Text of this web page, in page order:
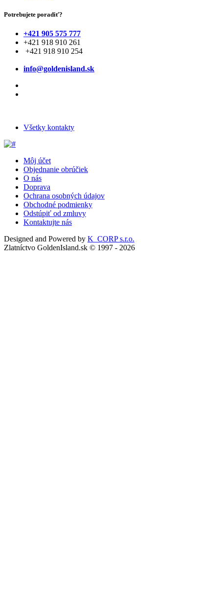
Potrebujete poradiť?
+421 905 575 777
+421 918 910 261
+421 918 910 254
info@goldenisland.sk
Všetky kontakty
Môj účet
Objednanie obrúčiek
O nás
Doprava
Ochrana osobných údajov
Obchodné podmienky
Odstúpiť od zmluvy
Kontaktujte nás
Designed and Powered by K_CORP s.r.o.
Zlatníctvo GoldenIsland.sk © 1997 - 2026